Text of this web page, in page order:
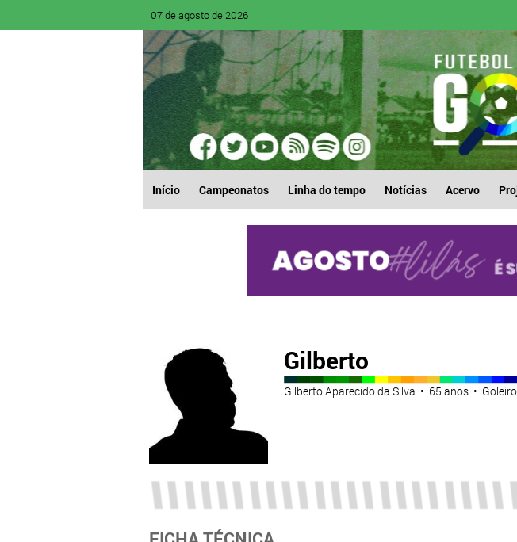
07 de agosto de 2026
Início Campeonatos Linha do tempo Notícias Acervo
Gilberto
Gilberto Aparecido da Silva • 65 anos • Goleiro